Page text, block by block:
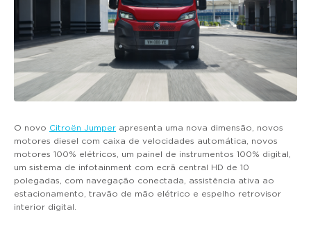
O novo Citroën Jumper apresenta uma nova dimensão, novos
motores diesel com caixa de velocidades automática, novos
motores 100% elétricos, um painel de instrumentos 100% digital,
um sistema de infotainment com ecrã central HD de 10
polegadas, com navegação conectada, assistência ativa ao
estacionamento, travão de mão elétrico e espelho retrovisor
interior digital.